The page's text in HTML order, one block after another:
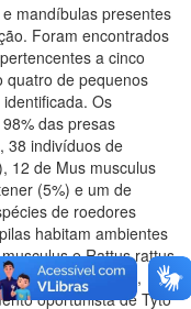
mandíbulas presentes
Foram encontrados
a cinco
quatro de pequenos
Os
das presas
38 indivíduos de
12 de Mus musculus
(5%) e um de
de roedores
habitam ambientes
e Rattus rattus
humana. Logo,
oportunista de Tyto